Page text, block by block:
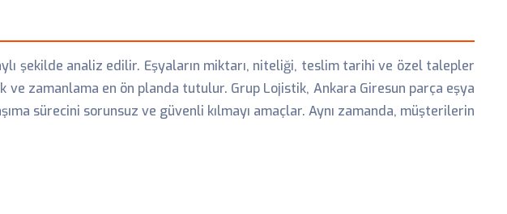
şekilde analiz edilir. Eşyaların miktarı, niteliği, teslim tarihi ve özel talepler
zamanlama en ön planda tutulur. Grup Lojistik, Ankara Giresun parça eşya
sürecini sorunsuz ve güvenli kılmayı amaçlar. Aynı zamanda, müşterilerin